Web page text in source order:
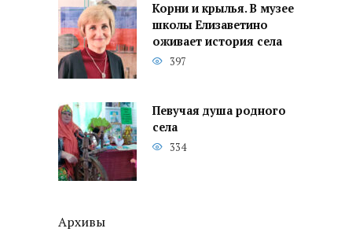
Корни и крылья. В музее
школы Елизаветино
оживает история села
397
Певучая душа родного
села
334
Архивы